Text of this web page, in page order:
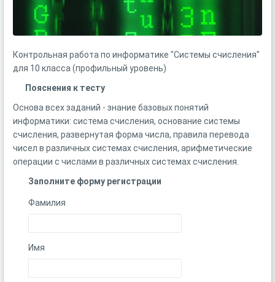
Контрольная работа по информатике "Системы счисления"
для 10 класса (профильный уровень)
Пояснения к тесту
Основа всех заданий - знание базовых понятий
информатики: система счисления, основание системы
счисления, развернутая форма числа, правила перевода
чисел в различных системах счисления, арифметические
операции с числами в различных системах счисления.
Заполните форму регистрации
Фамилия
Имя